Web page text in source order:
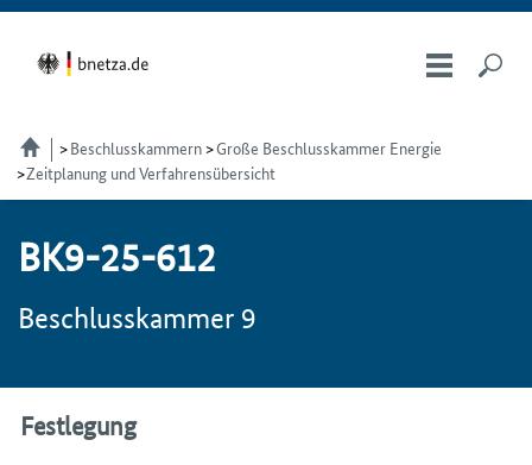
Beschlusskammern
Große Beschlusskammer Energie
Zeitplanung und Verfahrensübersicht
BK9-25-612
Beschlusskammer 9
Festlegung